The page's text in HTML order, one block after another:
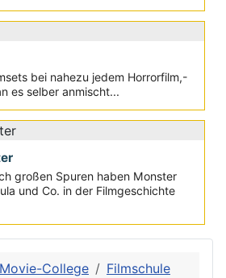
bei nahezu jedem Horrorfilm,-
es selber anmischt...
großen Spuren haben Monster
und Co. in der Filmgeschichte
Movie-College
Filmschule